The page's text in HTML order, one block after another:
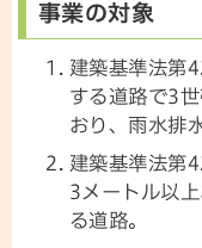
事業の対象
建築基準法第
する道路で3
おり、雨水排
建築基準法第
3メートル以
る道路。